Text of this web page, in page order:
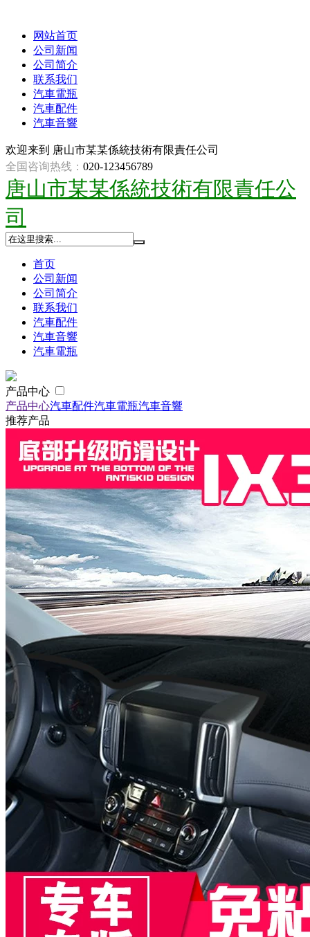
网站首页
公司新闻
公司简介
联系我们
汽車電瓶
汽車配件
汽車音響
欢迎来到 唐山市某某係統技術有限責任公司
全国咨询热线： 020-123456789
唐山市某某係統技術有限責任公
司
首页
公司新闻
公司简介
联系我们
汽車配件
汽車音響
汽車電瓶
产品中心
产品中心汽車配件汽車電瓶汽車音響
推荐产品